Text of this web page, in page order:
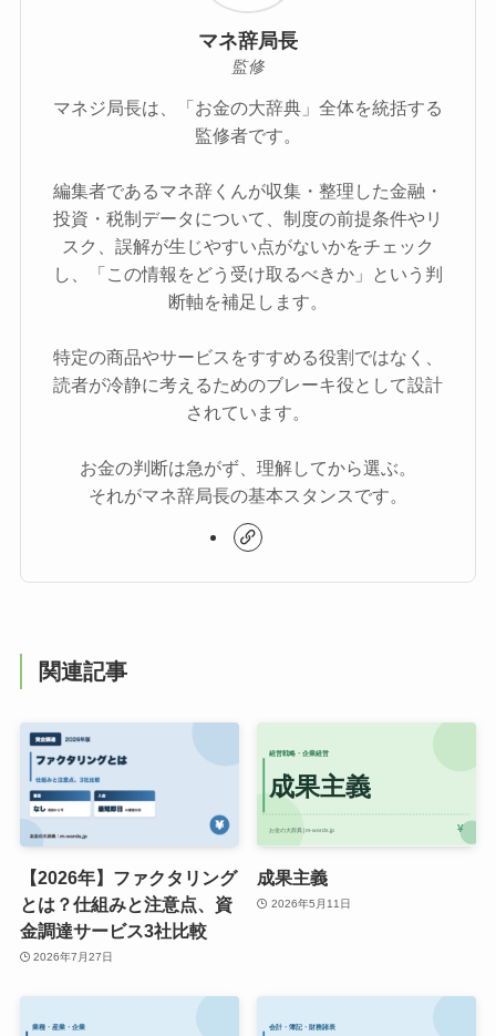
マネ辞局長
監修
マネジ局長は、「お金の大辞典」全体を統括する
監修者です。
編集者であるマネ辞くんが収集・整理した金融・
投資・税制データについて、制度の前提条件やリ
スク、誤解が生じやすい点がないかをチェック
し、「この情報をどう受け取るべきか」という判
断軸を補足します。
特定の商品やサービスをすすめる役割ではなく、
読者が冷静に考えるためのブレーキ役として設計
されています。
お金の判断は急がず、理解してから選ぶ。
それがマネ辞局長の基本スタンスです。
関連記事
【2026年】ファクタリング
とは？仕組みと注意点、資
金調達サービス3社比較
2026年7月27日
成果主義
2026年5月11日